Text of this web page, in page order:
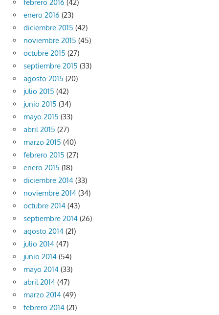
febrero 2016 (42)
enero 2016 (23)
diciembre 2015 (42)
noviembre 2015 (45)
octubre 2015 (27)
septiembre 2015 (33)
agosto 2015 (20)
julio 2015 (42)
junio 2015 (34)
mayo 2015 (33)
abril 2015 (27)
marzo 2015 (40)
febrero 2015 (27)
enero 2015 (18)
diciembre 2014 (33)
noviembre 2014 (34)
octubre 2014 (43)
septiembre 2014 (26)
agosto 2014 (21)
julio 2014 (47)
junio 2014 (54)
mayo 2014 (33)
abril 2014 (47)
marzo 2014 (49)
febrero 2014 (21)